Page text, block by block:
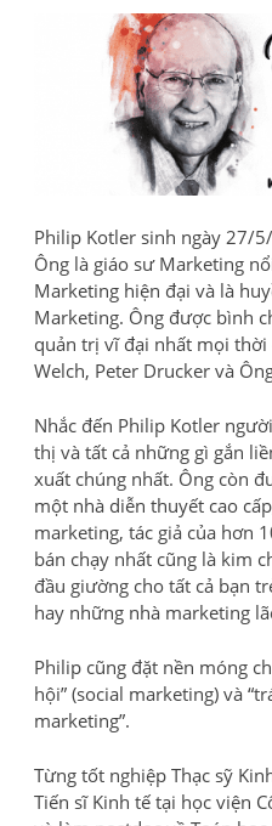
Philip Kotler sinh ngày 27/
Ông là giáo sư Marketing
Marketing hiện đại và là
Marketing. Ông được bình
quản trị vĩ đại nhất mọi thời
Welch, Peter Drucker và
Nhắc đến Philip Kotler
thị và tất cả những gì gắn
xuất chúng nhất. Ông còn
một nhà diễn thuyết cao
marketing, tác giả của hơn
bán chạy nhất cũng là kim
đầu giường cho tất cả bạn
hay những nhà marketing
Philip cũng đặt nền móng
hội” (social marketing) và
marketing”.
Từng tốt nghiệp Thạc sỹ
Tiến sĩ Kinh tế tại học viện